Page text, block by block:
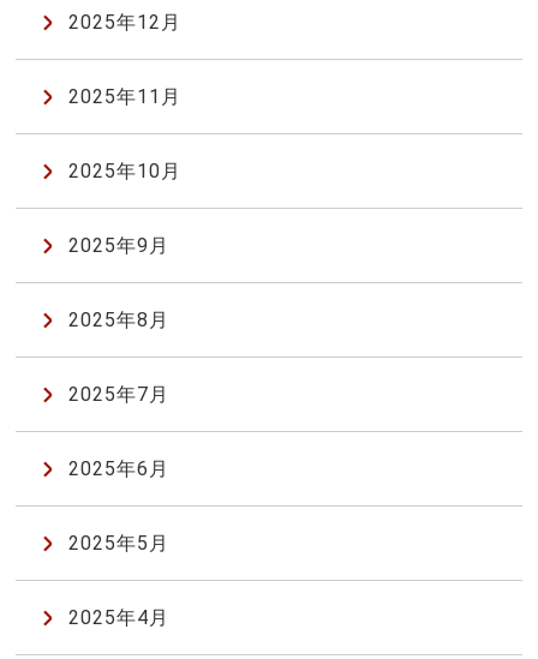
2025年12月
2025年11月
2025年10月
2025年9月
2025年8月
2025年7月
2025年6月
2025年5月
2025年4月